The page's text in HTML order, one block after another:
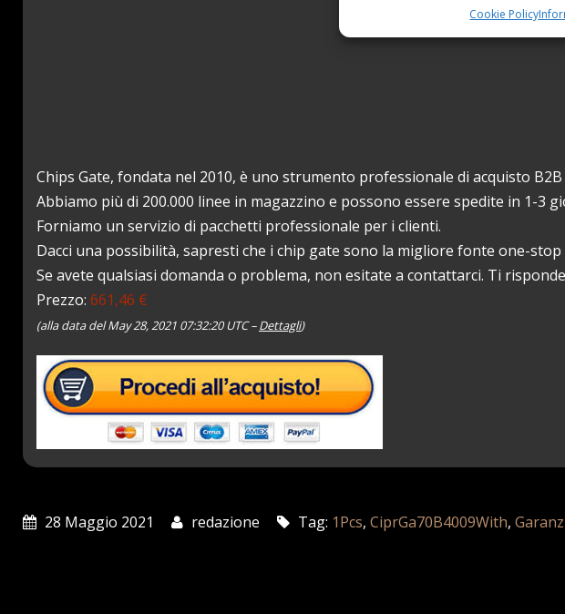
Cookie Policy
Chips Gate, fondata nel 2010, è uno strumento professionale di acquisto
Abbiamo più di 200.000 linee in magazzino e possono essere spedite in 1-3
Forniamo un servizio di pacchetti professionale per i clienti.
Dacci una possibilità, sapresti che i chip gate sono la migliore fonte one-stop
Se avete qualsiasi domanda o problema, non esitate a contattarci. Ti
Prezzo:661,46 €
(alla data del May 28, 2021 07:32:20 UTC –Dettagli)
28 Maggio 2021 redazione Tag: 1Pcs,CiprGa70B4009With,